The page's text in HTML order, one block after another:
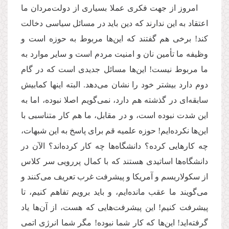
امروز از جهت فکری عملا بسیاری از دولت‌مردان ما
اعتقاد به این ندارند که دین باید در مسائل سیاسی دخالت
کند! برخی هم گفتند که این‌ها مربوط به حوزه است و
وظیفه ما تأمین نان و امنیت مردم است و سایر موارد به
ما مربوط نیست! این‌ها مسائل جدیدی است که در گام
دوم دارد بیشتر خود را نشان می‌دهد. البته اینها کمابیش
سابقه‌ای در گذشته هم دارد، نمی‌گویم اصلا نبوده، اما به
این شدت نبوده است، و در مقابل، ما هم کار متناسبی با
این‌ها نکرده‌ایم! حوزه علمیه قم برای پاسخ به این شبهات،
چه کارهایی کرده؟ دانشگاه‌ها چه کار کرده‌اند؟ الآن در
دانشگاه‌ها اساتیدی هستند که با کمال پررویی سر کلاس
از سکولاریسم و آمریکا و پیشرفت غرب تعریف می‌کنند و
می‌گویند ما عقب مانده‌ایم، و باید برویم تفاهم کنیم، تا
پیشرفت کنیم! این پیشرفت‌هایی که هست، از آن‌ها یاد
گرفته‌اید! این‌ها که کار شما نبوده! مگر شما انرژی اتمی